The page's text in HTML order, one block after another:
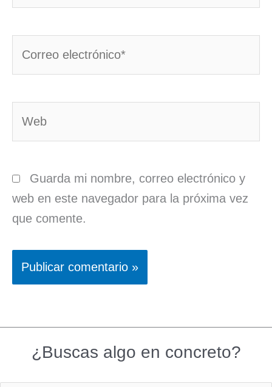
Guarda mi nombre, correo electrónico y
web en este navegador para la próxima vez
que comente.
¿Buscas algo en concreto?